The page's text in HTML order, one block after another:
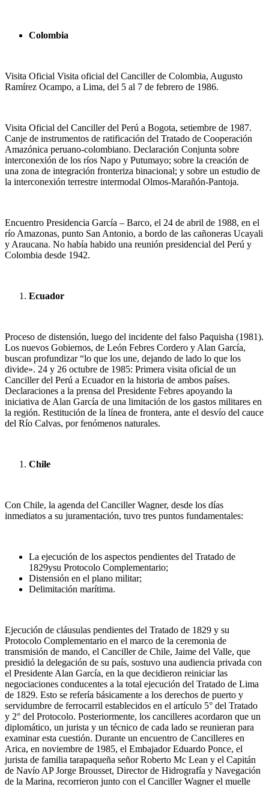
Colombia
Visita Oficial Visita oficial del Canciller de Colombia, Augusto
Ramírez Ocampo, a Lima, del 5 al 7 de febrero de 1986.
Visita Oficial del Canciller del Perú a Bogota, setiembre de 1987.
Canje de instrumentos de ratificación del Tratado de Cooperación
Amazónica peruano-colombiano. Declaración Conjunta sobre
interconexión de los ríos Napo y Putumayo; sobre la creación de
una zona de integración fronteriza binacional; y sobre un estudio de
la interconexión terrestre intermodal Olmos-Marañón-Pantoja.
Encuentro Presidencia García – Barco, el 24 de abril de 1988, en el
río Amazonas, punto San Antonio, a bordo de las cañoneras Ucayali
y Araucana. No había habido una reunión presidencial del Perú y
Colombia desde 1942.
Ecuador
Proceso de distensión, luego del incidente del falso Paquisha (1981).
Los nuevos Gobiernos, de León Febres Cordero y Alan García,
buscan profundizar “lo que los une, dejando de lado lo que los
divide». 24 y 26 octubre de 1985: Primera visita oficial de un
Canciller del Perú a Ecuador en la historia de ambos países.
Declaraciones a la prensa del Presidente Febres apoyando la
iniciativa de Alan García de una limitación de los gastos militares en
la región. Restitución de la línea de frontera, ante el desvío del cauce
del Río Calvas, por fenómenos naturales.
Chile
Con Chile, la agenda del Canciller Wagner, desde los días
inmediatos a su juramentación, tuvo tres puntos fundamentales:
La ejecución de los aspectos pendientes del Tratado de
1829ysu Protocolo Complementario;
Distensión en el plano militar;
Delimitación marítima.
Ejecución de cláusulas pendientes del Tratado de 1829 y su
Protocolo Complementario en el marco de la ceremonia de
transmisión de mando, el Canciller de Chile, Jaime del Valle, que
presidió la delegación de su país, sostuvo una audiencia privada con
el Presidente Alan García, en la que decidieron reiniciar las
negociaciones conducentes a la total ejecución del Tratado de Lima
de 1829. Esto se refería básicamente a los derechos de puerto y
servidumbre de ferrocarril establecidos en el artículo 5° del Tratado
y 2° del Protocolo. Posteriormente, los cancilleres acordaron que un
diplomático, un jurista y un técnico de cada lado se reunieran para
examinar esta cuestión. Durante un encuentro de Cancilleres en
Arica, en noviembre de 1985, el Embajador Eduardo Ponce, el
jurista de familia tarapaqueña señor Roberto Mc Lean y el Capitán
de Navío AP Jorge Brousset, Director de Hidrografía y Navegación
de la Marina, recorrieron junto con el Canciller Wagner el muelle